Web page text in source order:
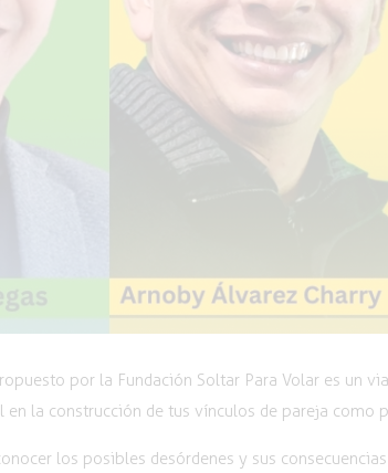
por la Fundación Soltar Para Volar es un
la construcción de tus vínculos de pareja como
los posibles desórdenes y sus